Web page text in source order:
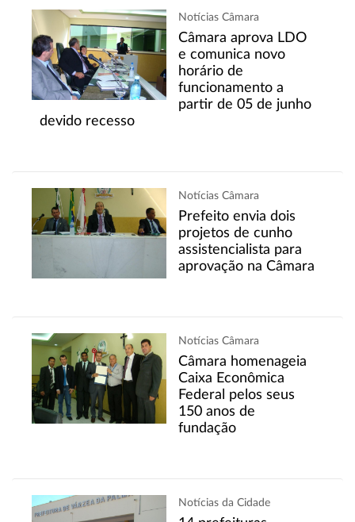
Notícias Câmara
Câmara aprova LDO
e comunica novo
horário de
funcionamento a
partir de 05 de junho
devido recesso
Notícias Câmara
Prefeito envia dois
projetos de cunho
assistencialista para
aprovação na Câmara
Notícias Câmara
Câmara homenageia
Caixa Econômica
Federal pelos seus
150 anos de
fundação
Notícias da Cidade